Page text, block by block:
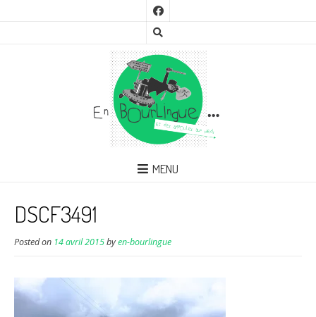
MENU
DSCF3491
Posted on 14 avril 2015byen-bourlingue